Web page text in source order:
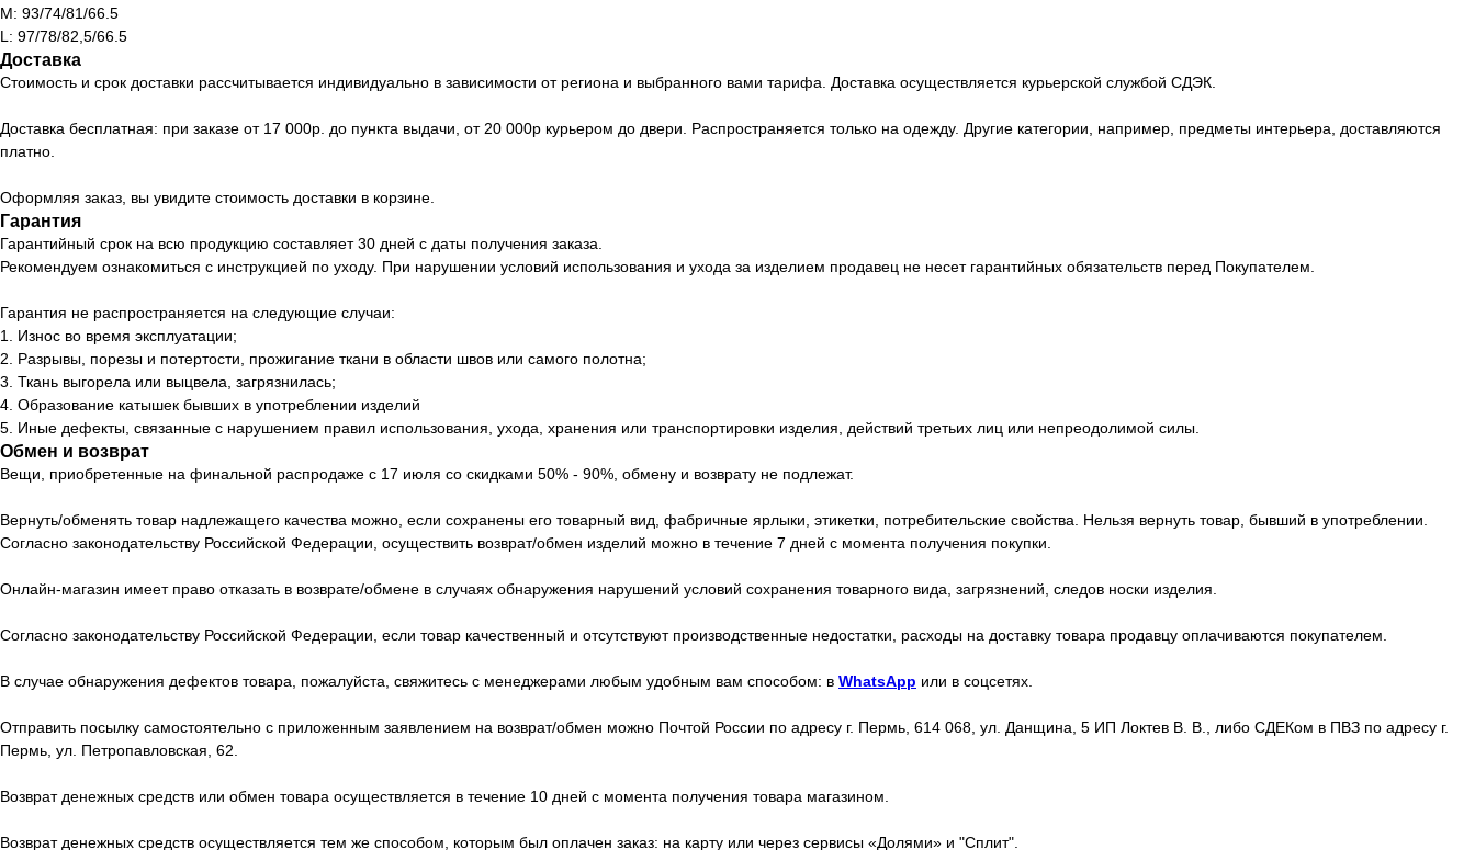
M: 93/74/81/66.5
L: 97/78/82,5/66.5
Доставка
Стоимость и срок доставки рассчитывается индивидуально в зависимости от региона и выбранного вами тарифа. Доставка осуществляется курьерской службой СДЭК.
Доставка бесплатная: при заказе от 17 000р. до пункта выдачи, от 20 000р курьером до двери. Распространяется только на одежду. Другие категории, например, предметы интерьера, доставляются
платно.
Оформляя заказ, вы увидите стоимость доставки в корзине.
Гарантия
Гарантийный срок на всю продукцию составляет 30 дней с даты получения заказа.
Рекомендуем ознакомиться с инструкцией по уходу. При нарушении условий использования и ухода за изделием продавец не несет гарантийных обязательств перед Покупателем.
Гарантия не распространяется на следующие случаи:
1. Износ во время эксплуатации;
2. Разрывы, порезы и потертости, прожигание ткани в области швов или самого полотна;
3. Ткань выгорела или выцвела, загрязнилась;
4. Образование катышек бывших в употреблении изделий
5. Иные дефекты, связанные с нарушением правил использования, ухода, хранения или транспортировки изделия, действий третьих лиц или непреодолимой силы.
Обмен и возврат
Вещи, приобретенные на финальной распродаже с 17 июля со скидками 50% - 90%, обмену и возврату не подлежат.
Вернуть/обменять товар надлежащего качества можно, если сохранены его товарный вид, фабричные ярлыки, этикетки, потребительские свойства. Нельзя вернуть товар, бывший в употреблении.
Согласно законодательству Российской Федерации, осуществить возврат/обмен изделий можно в течение 7 дней с момента получения покупки.
Онлайн-магазин имеет право отказать в возврате/обмене в случаях обнаружения нарушений условий сохранения товарного вида, загрязнений, следов носки изделия.
Согласно законодательству Российской Федерации, если товар качественный и отсутствуют производственные недостатки, расходы на доставку товара продавцу оплачиваются покупателем.
В случае обнаружения дефектов товара, пожалуйста, свяжитесь с менеджерами любым удобным вам способом: в WhatsApp или в соцсетях.
Отправить посылку самостоятельно с приложенным заявлением на возврат/обмен можно Почтой России по адресу г. Пермь, 614 068, ул. Данщина, 5 ИП Локтев В. В., либо СДЕКом в ПВЗ по адресу г.
Пермь, ул. Петропавловская, 62.
Возврат денежных средств или обмен товара осуществляется в течение 10 дней с момента получения товара магазином.
Возврат денежных средств осуществляется тем же способом, которым был оплачен заказ: на карту или через сервисы «Долями» и "Сплит".